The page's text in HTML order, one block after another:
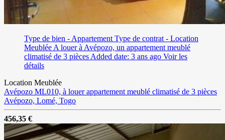
Type de bien - Appartement Type de contrat - Location
Meublée A louer à Avépozo, un appartement meublé
climatisé de 3 pièces Added date: 3 ans ago Voir les
détails
Location Meublée
Avépozo ML010, à louer appartement meublé climatisé de 3 pièces
Avépozo, Lomé, Togo
456,35 €